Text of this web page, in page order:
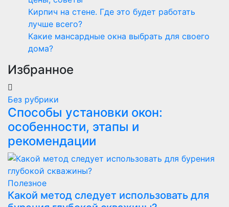
Кирпич на стене. Где это будет работать
лучше всего?
Какие мансардные окна выбрать для своего
дома?
Избранное
Без рубрики
Способы установки окон:
особенности, этапы и
рекомендации
Полезнoe
Какой метод следует использовать для